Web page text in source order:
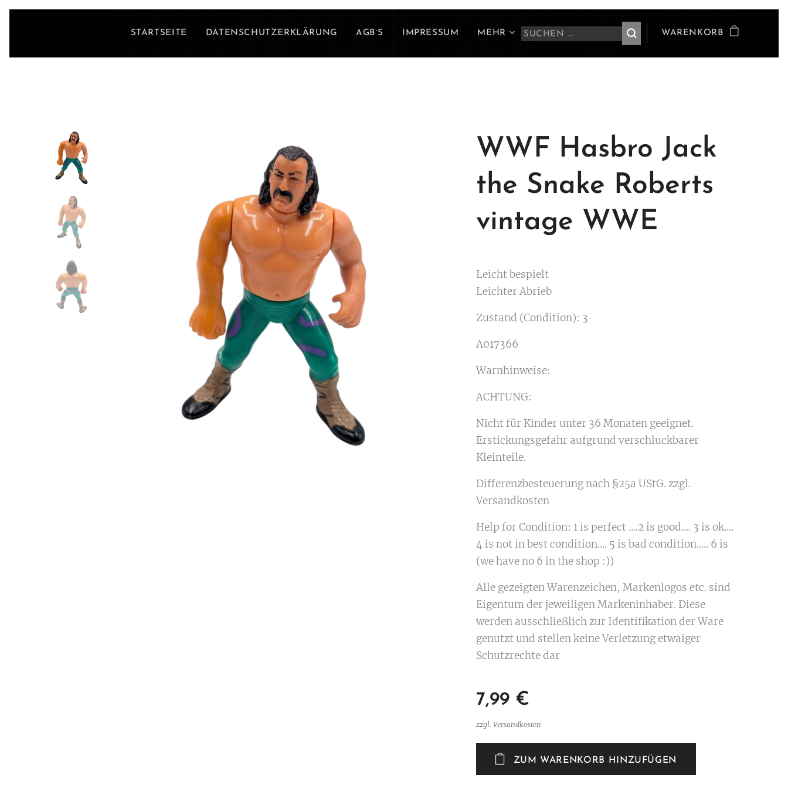
STARTSEITE DATENSCHUTZERKLÄRUNG AGB`S IMPRESSUM MEHR WARENKORB
WWF Hasbro Jack
the Snake Roberts
vintage WWE
Leicht bespielt
Leichter Abrieb
Zustand (Condition): 3-
A017366
Warnhinweise:
ACHTUNG:
Nicht für Kinder unter 36 Monaten geeignet.
Erstickungsgefahr aufgrund verschluckbarer
Kleinteile.
Differenzbesteuerung nach §25a UStG. zzgl.
Versandkosten
Help for Condition: 1 is perfect ....2 is good.... 3 is ok....
4 is not in best condition.... 5 is bad condition..... 6 is
(we have no 6 in the shop :))
Alle gezeigten Warenzeichen, Markenlogos etc. sind
Eigentum der jeweiligen Markeninhaber. Diese
werden ausschließlich zur Identifikation der Ware
genutzt und stellen keine Verletzung etwaiger
Schutzrechte dar
7,99 €
zzgl. Versandkosten
ZUM WARENKORB HINZUFÜGEN